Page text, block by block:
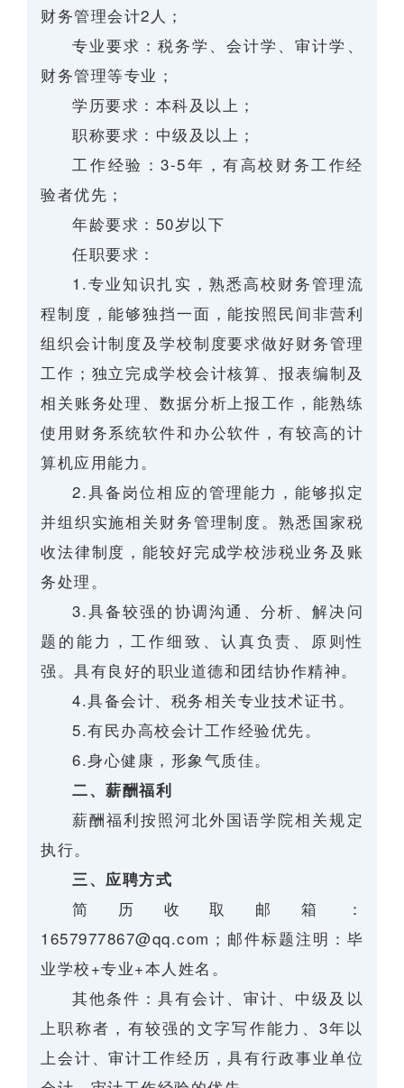
财务管理会计2人；
专业要求：税务学、会计学、审计学、
财务管理等专业；
学历要求：本科及以上；
职称要求：中级及以上；
工作经验：3-5年，有高校财务工作经
验者优先；
年龄要求：50岁以下
任职要求：
1.专业知识扎实，熟悉高校财务管理流
程制度，能够独挡一面，能按照民间非营利
组织会计制度及学校制度要求做好财务管理
工作；独立完成学校会计核算、报表编制及
相关账务处理、数据分析上报工作，能熟练
使用财务系统软件和办公软件，有较高的计
算机应用能力。
2.具备岗位相应的管理能力，能够拟定
并组织实施相关财务管理制度。熟悉国家税
收法律制度，能较好完成学校涉税业务及账
务处理。
3.具备较强的协调沟通、分析、解决问
题的能力，工作细致、认真负责、原则性
强。具有良好的职业道德和团结协作精神。
4.具备会计、税务相关专业技术证书。
5.有民办高校会计工作经验优先。
6.身心健康，形象气质佳。
二、薪酬福利
薪酬福利按照河北外国语学院相关规定
执行。
三、应聘方式
简历收取邮箱：
1657977867@qq.com；邮件标题注明：毕
业学校+专业+本人姓名。
其他条件：具有会计、审计、中级及以
上职称者，有较强的文字写作能力、3年以
上会计、审计工作经历，具有行政事业单位